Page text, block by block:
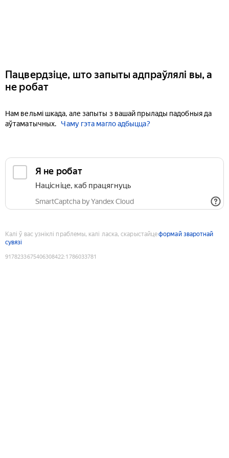
Пацвердзіце, што запыты адпраўлялі вы, а
не робат
Нам вельмі шкада, але запыты з вашай прылады падобныя да
аўтаматычных.
Чаму гэта магло адбыцца?
Я не робат
Націсніце, каб працягнуць
SmartCaptcha by Yandex Cloud
Калі ў вас узніклі праблемы, калі ласка, скарыстайцеформай зваротнай
сувязі
9178233675406308422:1786033781